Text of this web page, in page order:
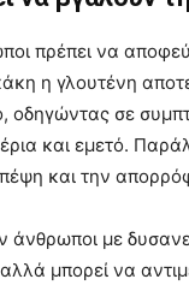
πρέπει να
η γλουτένη
οδηγώντας σε
και εμετό.
πέψη και την
με
μπορεί να